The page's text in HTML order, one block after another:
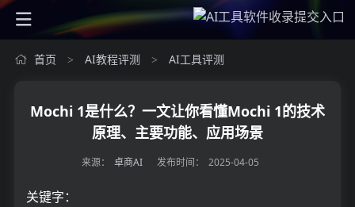
首页 > AI教程评测 > AI工具评测
Mochi 1是什么？一文让你看懂Mochi 1的技术
原理、主要功能、应用场景
来源： 卓商AI 发布时间： 2025-04-05
关键字：